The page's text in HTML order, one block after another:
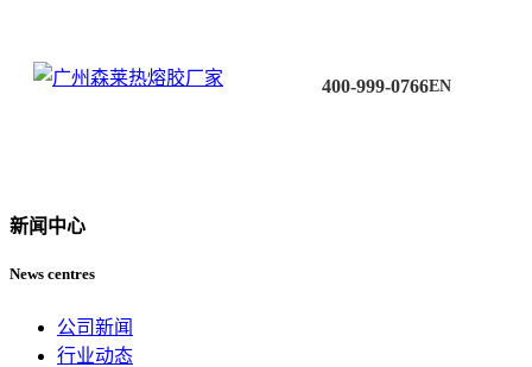
400-999-0766EN
新闻中心
News centres
公司新闻
行业动态